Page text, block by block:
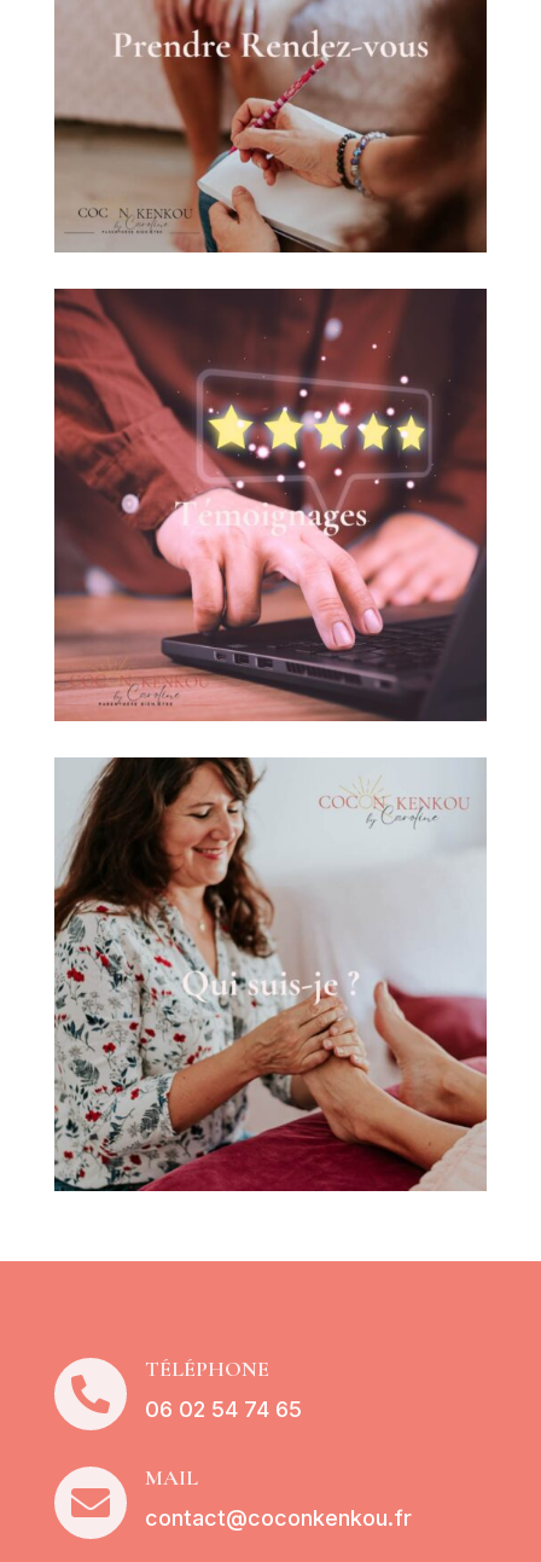

TÉLÉPHONE
06 02 54 74 65

MAIL
contact@coconkenkou.fr